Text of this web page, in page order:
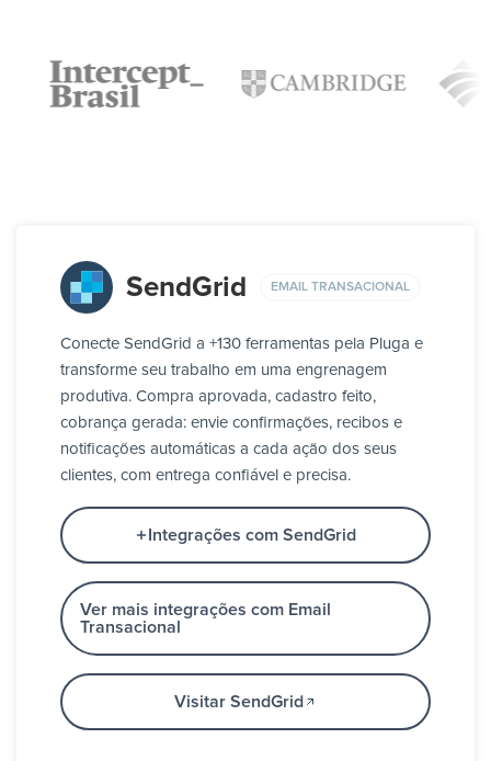
SendGrid EMAIL TRANSACIONAL
Conecte SendGrid a +130 ferramentas pela Pluga e
transforme seu trabalho em uma engrenagem
produtiva. Compra aprovada, cadastro feito,
cobrança gerada: envie confirmações, recibos e
notificações automáticas a cada ação dos seus
clientes, com entrega confiável e precisa.
Integrações com SendGrid
Ver mais integrações com Email
Transacional
Visitar SendGrid